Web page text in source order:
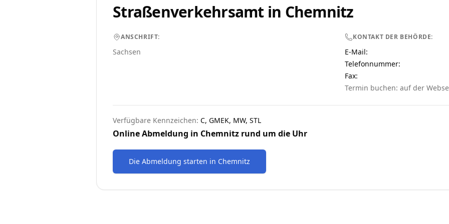
Straßenverkehrsamt in Chemnitz
ANSCHRIFT:
Sachsen
KONTAKT DER BEHÖRDE:
E-Mail:
Telefonnummer:
Fax:
Termin buchen: auf der
Verfügbare Kennzeichen: C, GMEK, MW, STL
Online Abmeldung in Chemnitz rund um die Uhr
Die Abmeldung starten in Chemnitz